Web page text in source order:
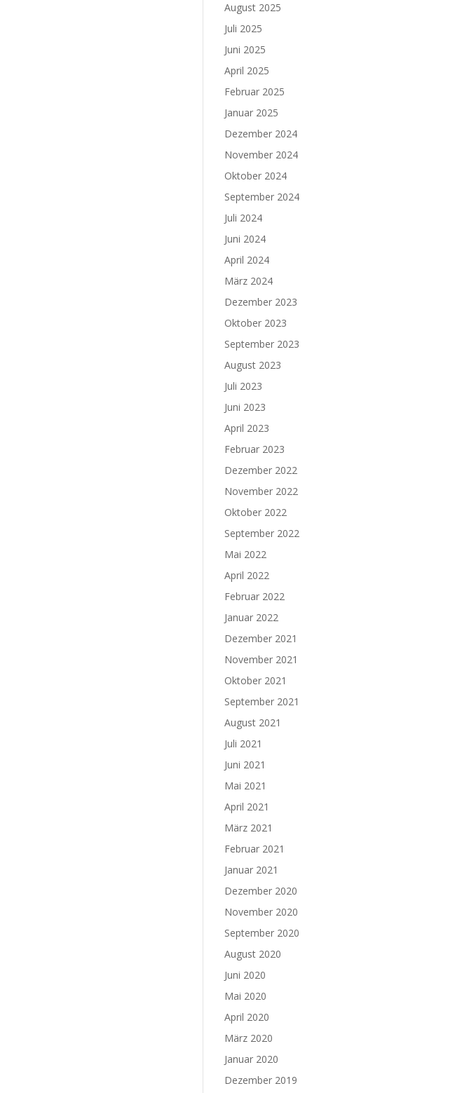
August 2025
Juli 2025
Juni 2025
April 2025
Februar 2025
Januar 2025
Dezember 2024
November 2024
Oktober 2024
September 2024
Juli 2024
Juni 2024
April 2024
März 2024
Dezember 2023
Oktober 2023
September 2023
August 2023
Juli 2023
Juni 2023
April 2023
Februar 2023
Dezember 2022
November 2022
Oktober 2022
September 2022
Mai 2022
April 2022
Februar 2022
Januar 2022
Dezember 2021
November 2021
Oktober 2021
September 2021
August 2021
Juli 2021
Juni 2021
Mai 2021
April 2021
März 2021
Februar 2021
Januar 2021
Dezember 2020
November 2020
September 2020
August 2020
Juni 2020
Mai 2020
April 2020
März 2020
Januar 2020
Dezember 2019